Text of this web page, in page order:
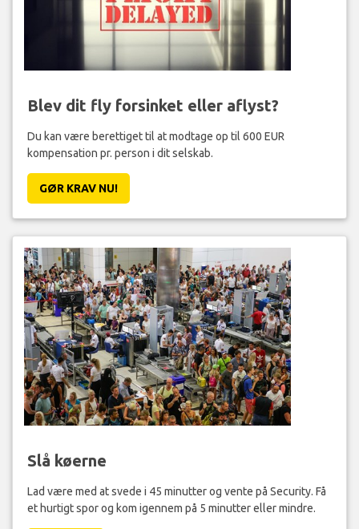
Blev dit fly forsinket eller aflyst?
Du kan være berettiget til at modtage op til 600 EUR
kompensation pr. person i dit selskab.
GØR KRAV NU!
Slå køerne
Lad være med at svede i 45 minutter og vente på Security. Få
et hurtigt spor og kom igennem på 5 minutter eller mindre.